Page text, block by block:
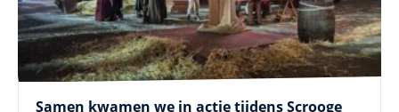
Samen kwamen we in actie tijdens Scrooge